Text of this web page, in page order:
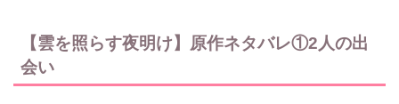
【雲を照らす夜明け】原作ネタバレ①2人の出
会い